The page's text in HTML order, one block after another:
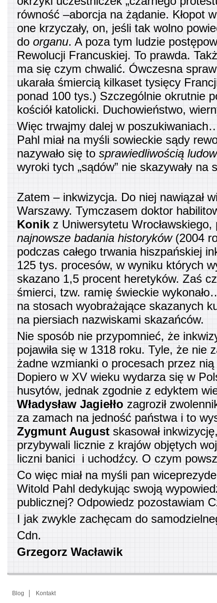
równość –aborcja na żądanie. Kłopot
one krzyczały, on, jeśli tak wolno
do organu. A poza tym ludzie
Rewolucji Francuskiej. To prawda.
ma się czym chwalić. Ówczesna
ukarała śmiercią kilkaset tysięcy
ponad 100 tys.) Szczególnie okrutnie
kościół katolicki. Duchowieństwo,
Więc trwajmy dalej w
Pahl miał na myśli sowieckie sądy
nazywało się to sprawiedliwością
wyroki tych „sądów” nie skazywały na
Zatem – inkwizycja. Do niej nawiązał
Warszawy. Tymczasem doktor
Konik z Uniwersytetu Wrocławskiego,
najnowsze badania historyków (2004
podczas całego trwania hiszpańskiej
125 tys. procesów, w wyniku których
skazano 1,5 procent heretyków. Zaś
śmierci, tzw. ramię świeckie
na stosach wyobrażające skazanych
na piersiach nazwiskami skazańców.
Nie sposób nie przypomnieć, że
pojawiła się w 1318 roku. Tyle, że nie
żadne wzmianki o procesach przez
Dopiero w XV wieku wydarza się w
husytów, jednak zgodnie z edyktem
Władysław Jagiełło zagroził
za zamach na jedność państwa i to
Zygmunt August skasował
przybywali licznie z krajów objętych
liczni banici i uchodźcy. O czym
Co więc miał na myśli pan
Witold Pahl dedykując swoją
publicznej? Odpowiedz pozostawiam
I jak zwykle zachęcam do
Cdn.
Grzegorz Wacławik
Blog Kontakt